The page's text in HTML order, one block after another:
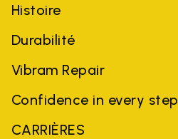
Histoire
Durabilité
Vibram Repair
Confidence in every step
CARRIÈRES